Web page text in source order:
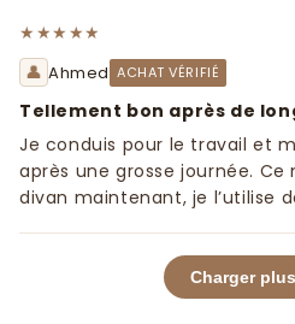
★★★★★
👤 Ahmed ACHAT VÉRIFIÉ
Tellement bon après de
Je conduis pour le travail et
après une grosse journée.
divan maintenant, je l’utilise
Charger